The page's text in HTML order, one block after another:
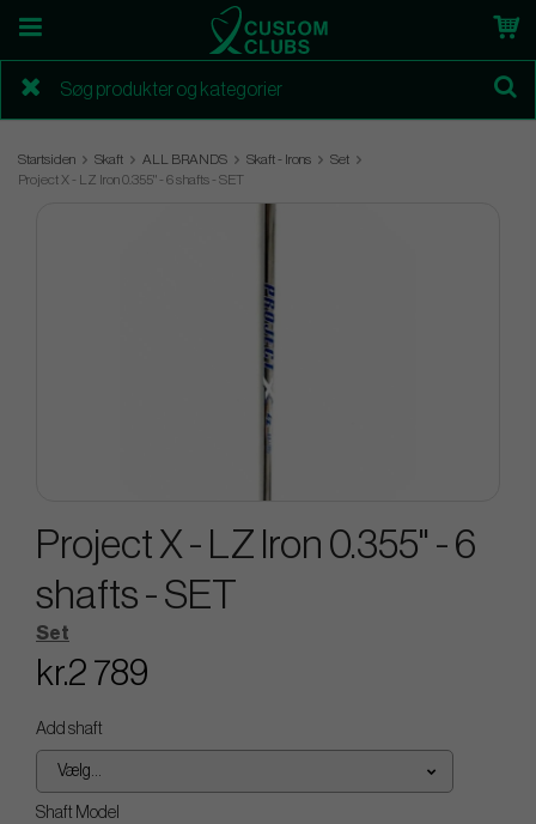
Startsiden Skaft ALL BRANDS Skaft - Irons
Set
Project X - LZ Iron 0.355" - 6 shafts - SET
Project X - LZ Iron 0.355" - 6
shafts - SET
Set
kr.2 789
Add shaft
Vælg...
Shaft Model